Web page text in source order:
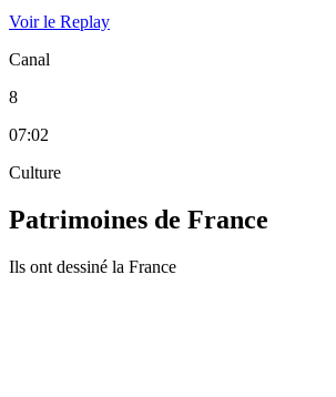
Voir le Replay
Canal
8
07:02
Culture
Patrimoines de France
Ils ont dessiné la France